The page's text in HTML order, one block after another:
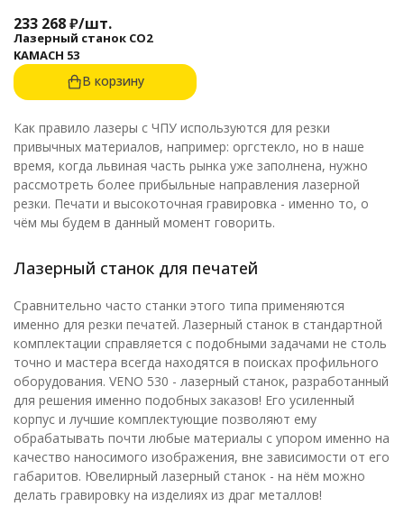
233 268₽/шт.
Лазерный станок CO2
KAMACH 53
В корзину
Как правило лазеры с ЧПУ используются для резки
привычных материалов, например: оргстекло, но в наше
время, когда львиная часть рынка уже заполнена, нужно
рассмотреть более прибыльные направления лазерной
резки. Печати и высокоточная гравировка - именно то, о
чём мы будем в данный момент говорить.
Лазерный станок для печатей
Сравнительно часто станки этого типа применяются
именно для резки печатей. Лазерный станок в стандартной
комплектации справляется с подобными задачами не столь
точно и мастера всегда находятся в поисках профильного
оборудования. VENO 530 - лазерный станок, разработанный
для решения именно подобных заказов! Его усиленный
корпус и лучшие комплектующие позволяют ему
обрабатывать почти любые материалы с упором именно на
качество наносимого изображения, вне зависимости от его
габаритов. Ювелирный лазерный станок - на нём можно
делать гравировку на изделиях из драг металлов!